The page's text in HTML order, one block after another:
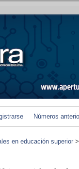
Números
en educación superior